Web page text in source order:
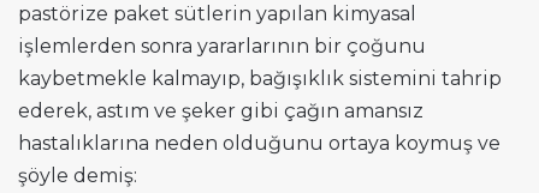
pastörize paket sütlerin yapılan kimyasal
işlemlerden sonra yararlarının bir çoğunu
kaybetmekle kalmayıp, bağışıklık sistemini tahrip
ederek, astım ve şeker gibi çağın amansız
hastalıklarına neden olduğunu ortaya koymuş ve
şöyle demiş: